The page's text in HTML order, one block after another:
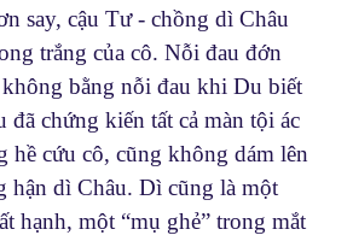
say, cậu Tư - chồng dì Châu
trắng của cô. Nỗi đau đớn
không bằng nỗi đau khi Du biết
đã chứng kiến tất cả màn tội ác
hề cứu cô, cũng không dám lên
hận dì Châu. Dì cũng là một
hạnh, một “mụ ghẻ” trong mắt